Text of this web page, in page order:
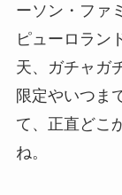
ーソン・ファ
ピューロラン
天、ガチャガ
限定やいつま
て、正直どこ
ね。